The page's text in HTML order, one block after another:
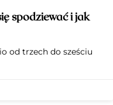
spodziewać i jak
od trzech do sześciu